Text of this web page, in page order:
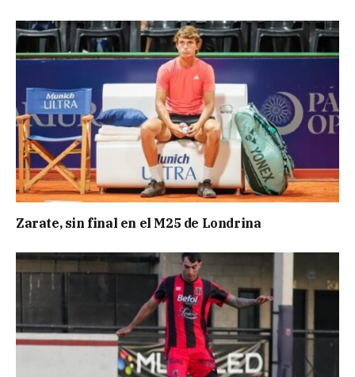
Zarate, sin final en el M25 de Londrina